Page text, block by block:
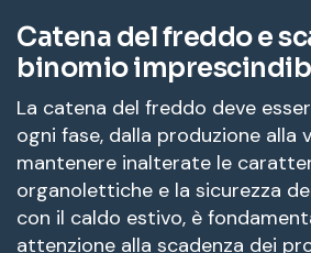
Catena del freddo e
binomio
La catena del freddo deve
ogni fase, dalla produzione alla
mantenere inalterate le
organolettiche e la sicurezza
con il caldo estivo, è
attenzione alla scadenza dei